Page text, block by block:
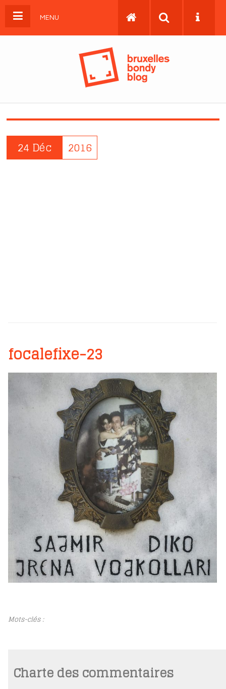
MENU
24 Déc 2016
focalefixe-23
Mots-clés :
Charte des commentaires